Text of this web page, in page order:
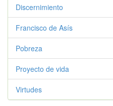
Discernimiento
Francisco de Asís
Pobreza
Proyecto de vida
Virtudes